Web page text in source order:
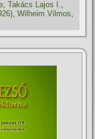
,Takács Lajos I.,
,Wilheim Vilmos,